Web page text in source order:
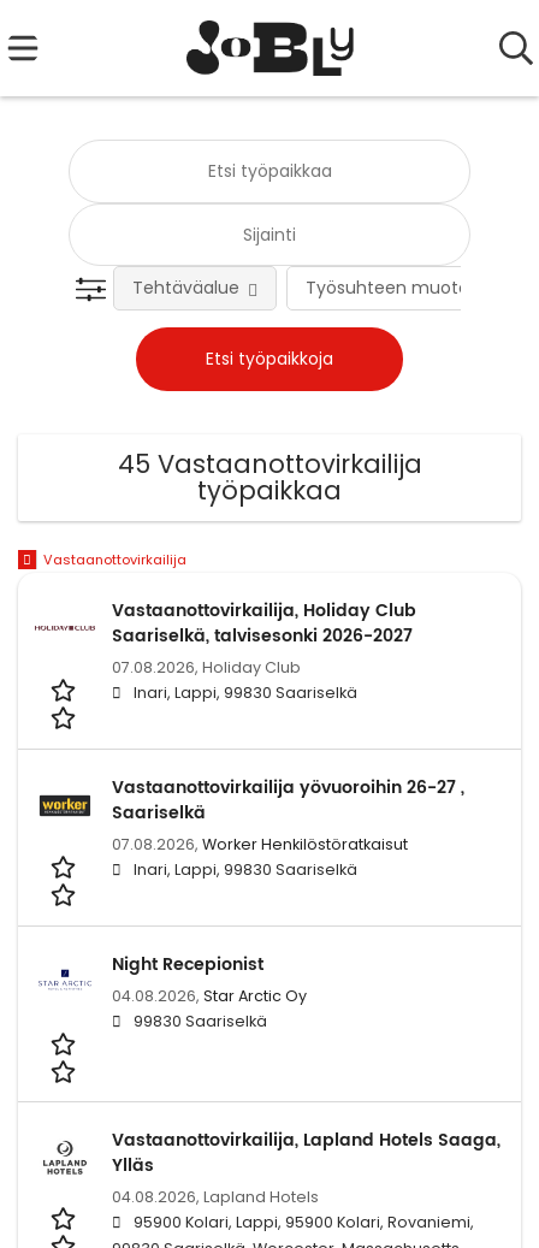
Työsuhteen muoto
Tehtäväalue
45 Vastaanottovirkailija
työpaikkaa
Vastaanottovirkailija
Vastaanottovirkailija, Holiday Club
Saariselkä, talvisesonki 2026-2027
07.08.2026, Holiday Club
Inari, Lappi, 99830 Saariselkä
Vastaanottovirkailija yövuoroihin 26-27 ,
Saariselkä
07.08.2026, Worker Henkilöstöratkaisut
Inari, Lappi, 99830 Saariselkä
Night Recepionist
04.08.2026, Star Arctic Oy
99830 Saariselkä
Vastaanottovirkailija, Lapland Hotels Saaga,
Ylläs
04.08.2026, Lapland Hotels
95900 Kolari, Lappi, 95900 Kolari, Rovaniemi,